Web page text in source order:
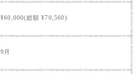
¥60,000(総額 ¥70,560)
9月